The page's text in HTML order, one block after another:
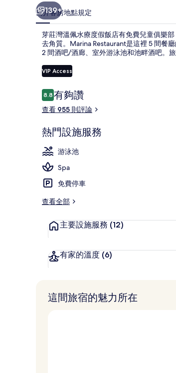
集139+
簡介客房地點規定
芽莊灣溫佩水療度假飯店有免費兒童俱樂
去角質。Marina Restaurant是這裡 5 間餐
2 間酒吧/酒廊、室外游泳池和池畔酒吧。
VIP Access
評
論
8.88.8 分，滿分 10 分，
有夠讚
查看 955 則評論
熱門設施服務
游泳池
Spa
免費停車
查看全部
主要設施服務 (12)
有家的溫度 (6)
這間旅宿的魅力所在